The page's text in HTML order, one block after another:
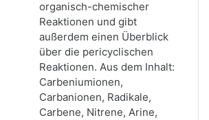
organisch-chemischer
Reaktionen und gibt
außerdem einen Überblick
über die pericyclischen
Reaktionen. Aus dem Inhalt:
Carbeniumionen,
Carbanionen, Radikale,
Carbene, Nitrene, Arine,